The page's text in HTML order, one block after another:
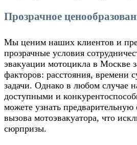
Прозрачное
Мы ценим наших клиентов и
прозрачные условия
эвакуации мотоцикла в Москве
факторов: расстояния, времени
задачи. Однако в любом случае
доступными и
можете узнать предварительную
вызова мотоэвакуатора, что
сюрпризы.